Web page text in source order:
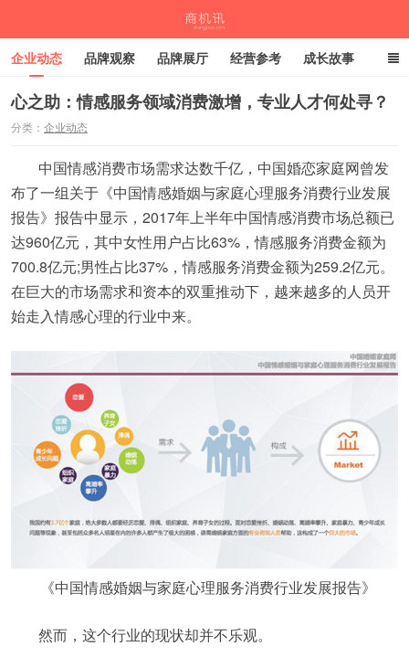
企业动态 品牌观察 品牌展厅 经营参考 成长故事
深度观察 伙伴计划
心之助：情感服务领域消费激增，专业人才何处寻？
分类： 企业动态
中国情感消费市场需求达数千亿，中国婚恋家庭网曾发
布了一组关于《中国情感婚姻与家庭心理服务消费行业发展
报告》报告中显示，2017年上半年中国情感消费市场总额已
达960亿元，其中女性用户占比63%，情感服务消费金额为
700.8亿元;男性占比37%，情感服务消费金额为259.2亿元。
在巨大的市场需求和资本的双重推动下，越来越多的人员开
始走入情感心理的行业中来。
《中国情感婚姻与家庭心理服务消费行业发展报告》
然而，这个行业的现状却并不乐观。